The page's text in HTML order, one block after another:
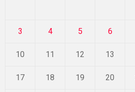
3 4 5 6
10 11 12 13
17 18 19 20